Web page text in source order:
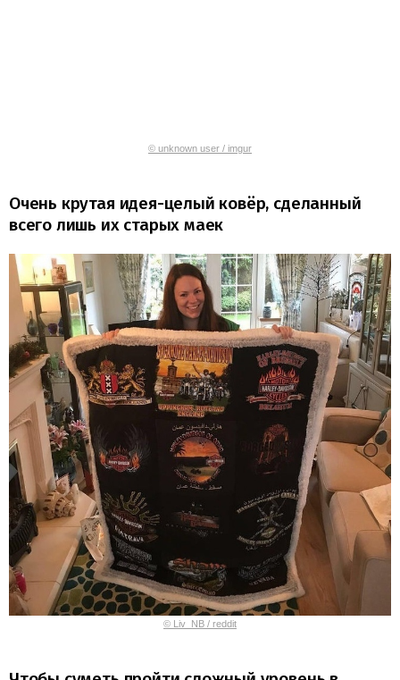
© unknown user / imgur
Очень крутая идея-целый ковёр, сделанный
всего лишь их старых маек
© Liv_NB / reddit